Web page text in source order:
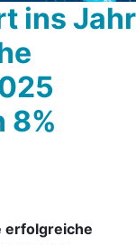
ins Jahr
8%
erfolgreiche